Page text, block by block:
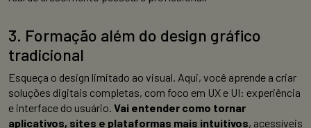
3. Formação além do design gráfico
tradicional
Esqueça o design limitado ao visual. Aqui, você aprende a criar
soluções digitais completas, com foco em UX e UI: experiência
e interface do usuário. Vai entender como tornar
aplicativos, sites e plataformas mais intuitivos, acessíveis